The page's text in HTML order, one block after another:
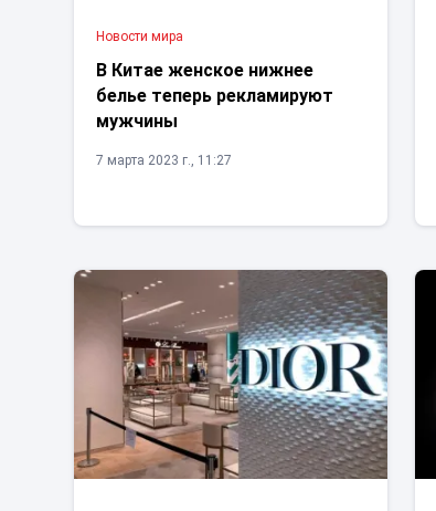
Новости мира
В Китае женское нижнее
белье теперь рекламируют
мужчины
7 марта 2023 г., 11:27